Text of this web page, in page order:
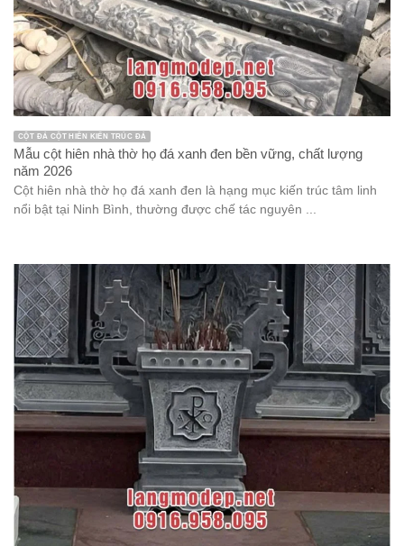
CỘT ĐÁ CỘT HIÊN KIẾN TRÚC ĐÁ
Mẫu cột hiên nhà thờ họ đá xanh đen bền vững, chất lượng
năm 2026
Cột hiên nhà thờ họ đá xanh đen là hạng mục kiến trúc tâm linh
nổi bật tại Ninh Bình, thường được chế tác nguyên ...